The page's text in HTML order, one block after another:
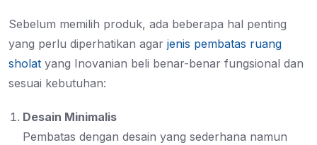
Sebelum memilih produk, ada beberapa hal penting
yang perlu diperhatikan agar jenis pembatas ruang
sholat yang Inovanian beli benar-benar fungsional dan
sesuai kebutuhan:
Desain Minimalis
Pembatas dengan desain yang sederhana namun